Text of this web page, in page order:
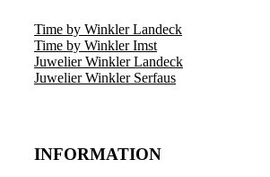
Time by Winkler Landeck
Time by Winkler Imst
Juwelier Winkler Landeck
Juwelier Winkler Serfaus
INFORMATION